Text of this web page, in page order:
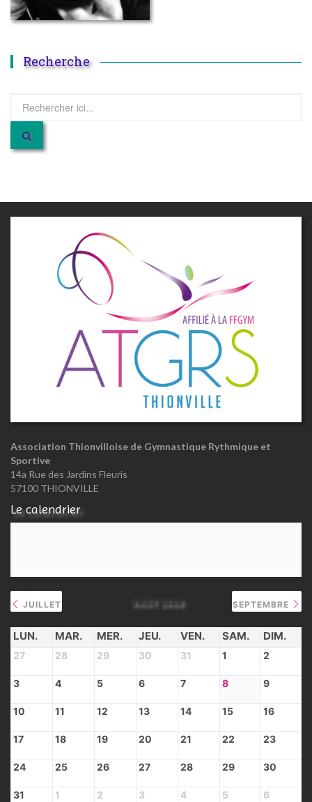
Recherche
Association Thionvilloise de Gymnastique Rythmique et
Sportive
14a Rue des Jardins Fleuris
57100 THIONVILLE
Le calendrier
JUILLET AOÛT 2026 SEPTEMBRE
LUN. MAR. MER. JEU. VEN. SAM. DIM.
27 28 29 30 31 1 2
3 4 5 6 7 8 9
10 11 12 13 14 15 16
17 18 19 20 21 22 23
24 25 26 27 28 29 30
31 1 2 3 4 5 6